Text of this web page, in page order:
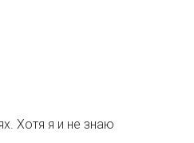
Хотя я и не знаю